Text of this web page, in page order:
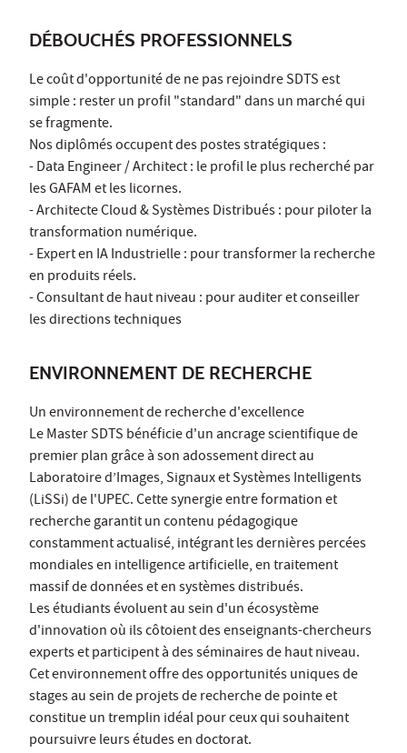
DÉBOUCHÉS PROFESSIONNELS
Le coût d'opportunité de ne pas rejoindre SDTS est
simple : rester un profil "standard" dans un marché qui
se fragmente.
Nos diplômés occupent des postes stratégiques :
- Data Engineer / Architect : le profil le plus recherché par
les GAFAM et les licornes.
- Architecte Cloud & Systèmes Distribués : pour piloter la
transformation numérique.
- Expert en IA Industrielle : pour transformer la recherche
en produits réels.
- Consultant de haut niveau : pour auditer et conseiller
les directions techniques
ENVIRONNEMENT DE RECHERCHE
Un environnement de recherche d'excellence
Le Master SDTS bénéficie d'un ancrage scientifique de
premier plan grâce à son adossement direct au
Laboratoire d’Images, Signaux et Systèmes Intelligents
(LiSSi) de l'UPEC. Cette synergie entre formation et
recherche garantit un contenu pédagogique
constamment actualisé, intégrant les dernières percées
mondiales en intelligence artificielle, en traitement
massif de données et en systèmes distribués.
Les étudiants évoluent au sein d'un écosystème
d'innovation où ils côtoient des enseignants-chercheurs
experts et participent à des séminaires de haut niveau.
Cet environnement offre des opportunités uniques de
stages au sein de projets de recherche de pointe et
constitue un tremplin idéal pour ceux qui souhaitent
poursuivre leurs études en doctorat.